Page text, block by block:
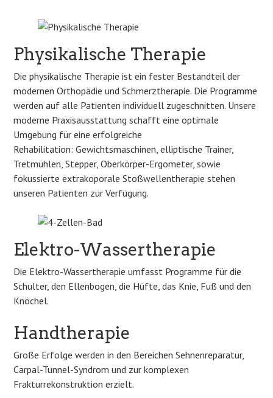
Physikalische Therapie
Die physikalische Therapie ist ein fester Bestandteil der
modernen Orthopädie und Schmerztherapie. Die Programme
werden auf alle Patienten individuell zugeschnitten. Unsere
moderne Praxisausstattung schafft eine optimale
Umgebung für eine erfolgreiche
Rehabilitation: Gewichtsmaschinen, elliptische Trainer,
Tretmühlen, Stepper, Oberkörper-Ergometer, sowie
fokussierte extrakoporale Stoßwellentherapie stehen
unseren Patienten zur Verfügung.
Elektro-Wassertherapie
Die Elektro-Wassertherapie umfasst Programme für die
Schulter, den Ellenbogen, die Hüfte, das Knie, Fuß und den
Knöchel.
Handtherapie
Große Erfolge werden in den Bereichen Sehnenreparatur,
Carpal-Tunnel-Syndrom und zur komplexen
Frakturrekonstruktion erzielt.